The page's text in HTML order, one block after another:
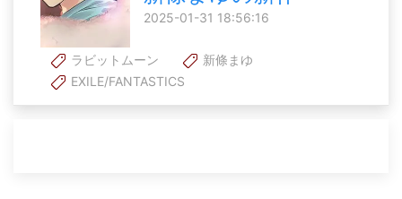
2025-01-31 18:56:16
ラビットムーン
新條まゆ
EXILE/FANTASTICS